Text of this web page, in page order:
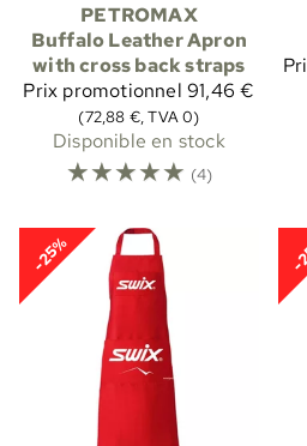
PETROMAX
Buffalo Leather Apron
with cross back straps
Prix promotionnel 91,46 €
(72,88 €, TVA 0)
Disponible en stock
☆☆☆☆☆ (4)
-25% -